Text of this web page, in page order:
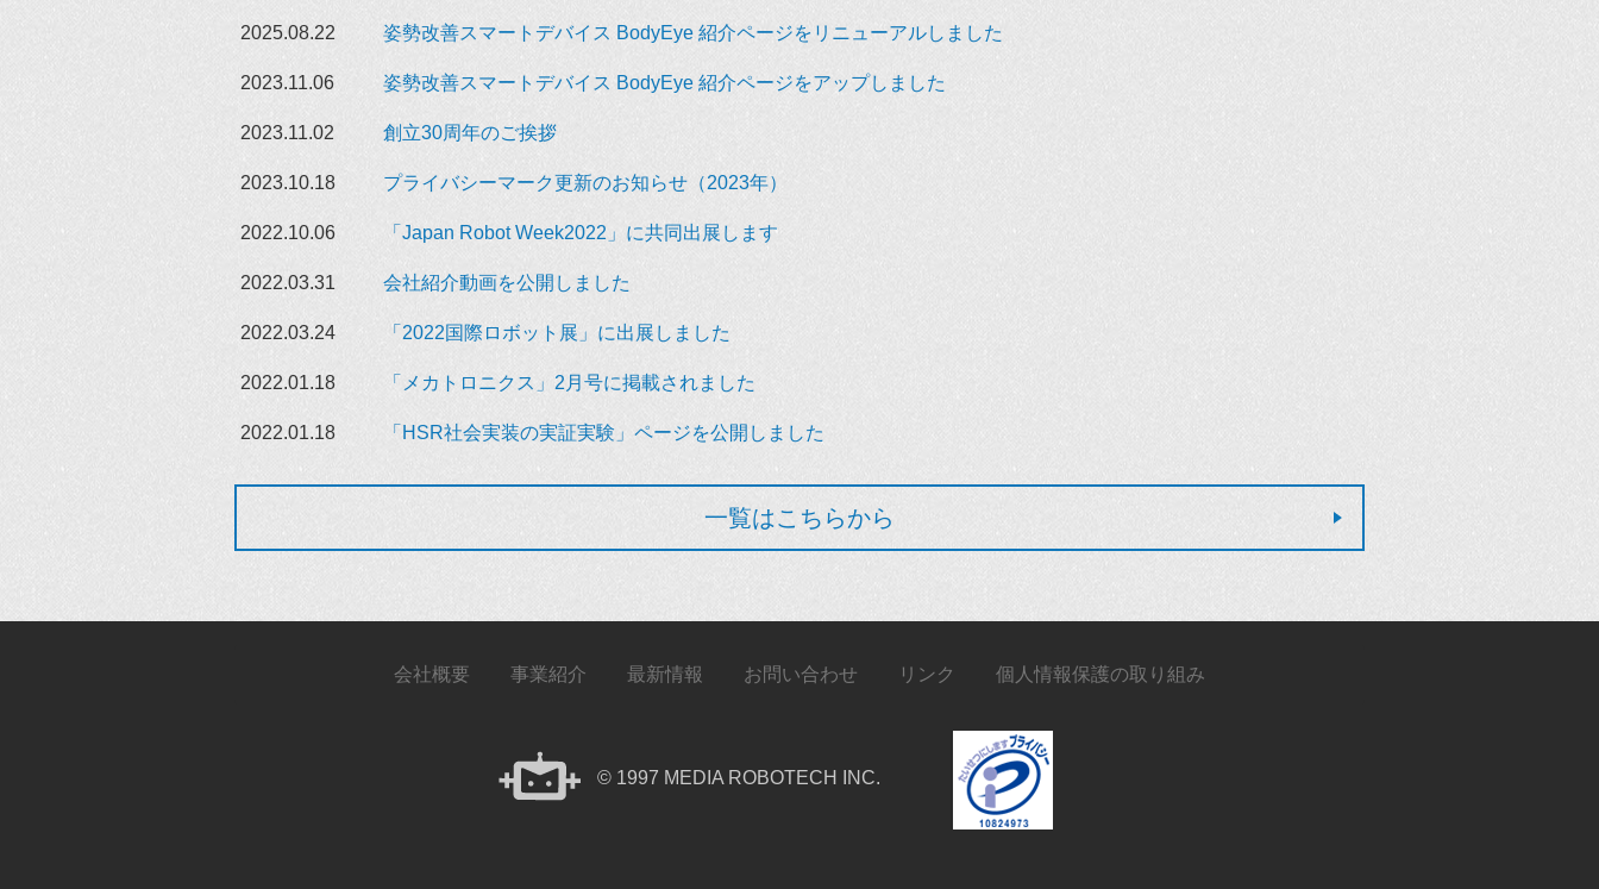
2025.08.22 姿勢改善スマートデバイス BodyEye 紹介ページをリニューアルしました
2023.11.06 姿勢改善スマートデバイス BodyEye 紹介ページをアップしました
2023.11.02 創立30周年のご挨拶
2023.10.18 プライバシーマーク更新のお知らせ（2023年）
2022.10.06 「Japan Robot Week2022」に共同出展します
2022.03.31 会社紹介動画を公開しました
2022.03.24 「2022国際ロボット展」に出展しました
2022.01.18 「メカトロニクス」2月号に掲載されました
2022.01.18 「HSR社会実装の実証実験」ページを公開しました
一覧はこちらから
会社概要 事業紹介 最新情報 お問い合わせ リンク 個人情報保護の取り組み
© 1997 MEDIA ROBOTECH INC.